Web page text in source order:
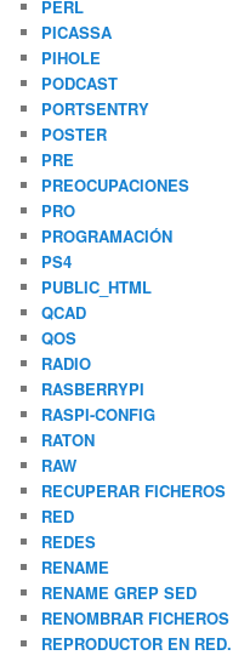
PERL
PICASSA
PIHOLE
PODCAST
PORTSENTRY
POSTER
PRE
PREOCUPACIONES
PRO
PROGRAMACIÓN
PS4
PUBLIC_HTML
QCAD
QOS
RADIO
RASBERRYPI
RASPI-CONFIG
RATON
RAW
RECUPERAR FICHEROS
RED
REDES
RENAME
RENAME GREP SED
RENOMBRAR FICHEROS
REPRODUCTOR EN RED.